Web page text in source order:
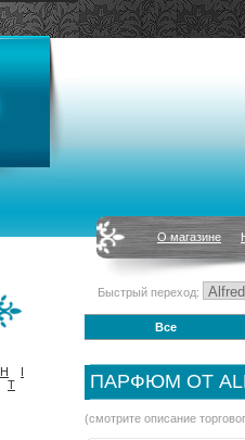
О магазине
H
I
T
Быстрый переход:
Все
ПАРФЮМ ОТ
(смотрите описание